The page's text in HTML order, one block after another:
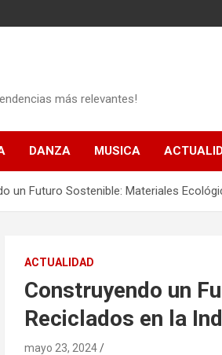
más relevantes!
DANZA MUSICA
un Futuro Sostenible: Materiales
ACTUALIDAD
Construyendo un
Reciclados en la
mayo 23, 2024